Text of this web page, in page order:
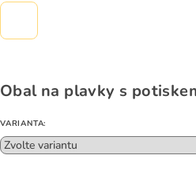
Obal na plavky s
VARIANTA: